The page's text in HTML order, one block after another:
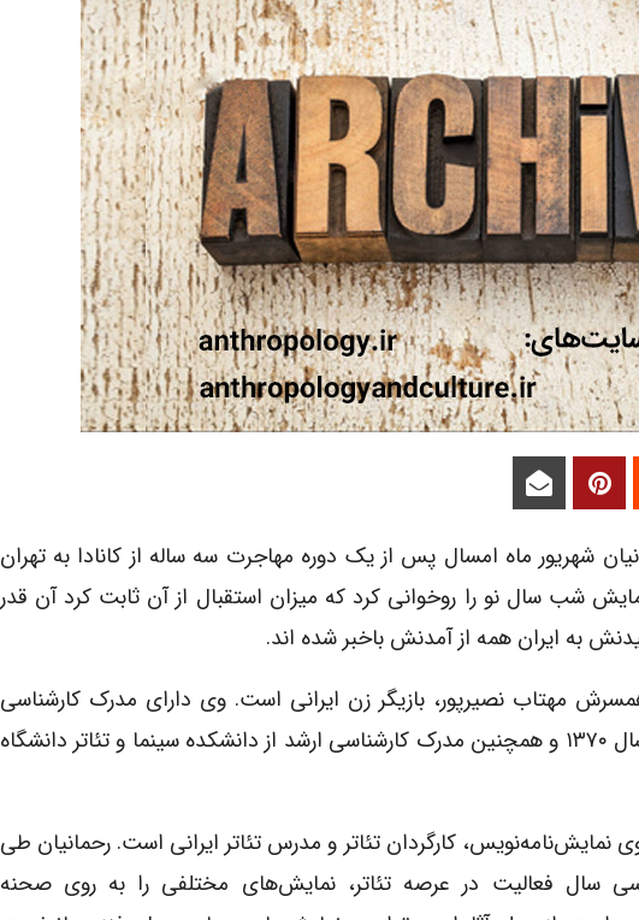
شهریور ماه امسال پس از یک دوره مهاجرت سه ساله از کانادا به تهران
شب سال نو را روخوانی کرد که میزان استقبال از آن ثابت کرد آن قدر
به ایران همه از آمدنش باخبر شده اند.
در تهران زاده شد. همسرش مهتاب نصیرپور، بازیگر زن ایرانی است. وی دارای مدرک کارشناسی
نمایش از دانشکده هنرهای زیبا دانشگاه تهران در سال ۱۳۷۰ و همچنین مدرک کارشناسی ارشد از دانشکده سینما و تئاتر دانشگاه
نمایش‌نامه‌نویس، کارگردان تئاتر و مدرس تئاتر ایرانی است. رحمانیان طی
سال فعالیت در عرصه تئاتر، نمایش‌های مختلفی را به روی صحنه